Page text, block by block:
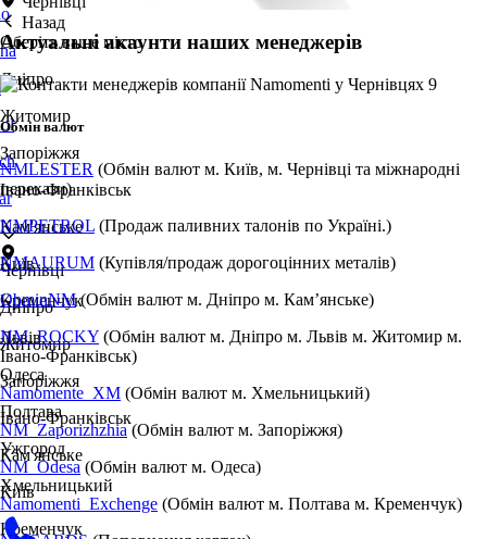
Чернівці
Дніпро
Житомир
Запоріжжя
Івано-Франківськ
Кам'янське
Київ
Кременчук
Назад
Оберіть ваше місто
Дніпро
Житомир
Запоріжжя
Івано-Франківськ
Кам'янське
Київ
Кременчук
Львів
Одеса
Полтава
Ужгород
Хмельницький
Актуальні акаунти наших менеджерів
Обмін валют
NMLESTER (Обмін валют м. Київ, м. Чернівці та міжнародні
перекази)
NMPETROL (Продаж паливних талонів по Україні.)
NMAURUM (Купівля/продаж дорогоцінних металів)
ObminNM(Обмін валют м. Дніпро м. Камʼянське)
NM_ROCKY (Обмін валют м. Дніпро м. Львів м. Житомир м.
Івано-Франківськ)
Namomente_XM (Обмін валют м. Хмельницький)
NM_Zaporizhzhia(Обмін валют м. Запоріжжя)
NM_Odesa(Обмін валют м. Одеса)
Namomenti_Exchenge (Обмін валют м. Полтава м. Кременчук)